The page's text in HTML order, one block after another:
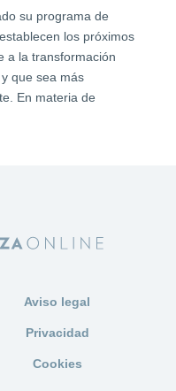
su programa de
los próximos
a la transformación
que sea más
En materia de
Aviso legal
Privacidad
Cookies